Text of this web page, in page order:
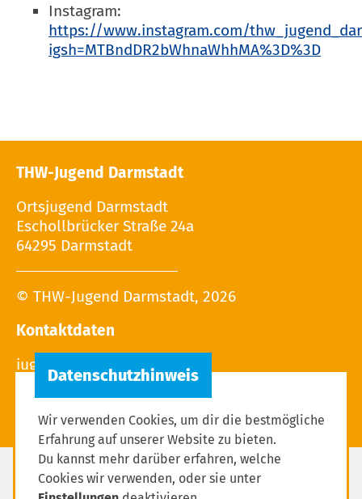
Instagram:
https://www.instagram.com/
igsh=MTBndDR2bWhnaWhhMA%3D%3D
THW-Jugend Darmstadt
Ortsjugend Darmstadt
Eschollbrücker Straße 24a
64295 Darmstadt
© THW-Jugend Darmstadt, 2026
Kontaktdaten
Impressum
Wir verwenden Cookies, um dir die bestmögliche
Erfahrung auf unserer Website zu bieten.
Du kannst mehr darüber erfahren, welche
Cookies wir verwenden, oder sie unter